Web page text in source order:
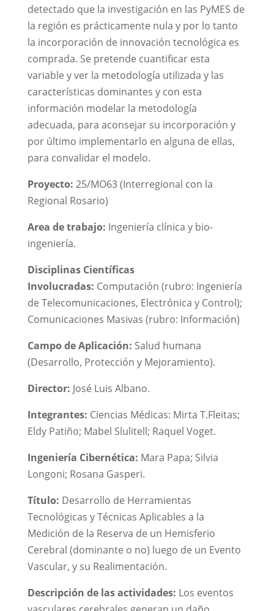
detectado que la investigación en las PyMES de
la región es prácticamente nula y por lo tanto
la incorporación de innovación tecnológica es
comprada. Se pretende cuantificar esta
variable y ver la metodología utilizada y las
características dominantes y con esta
información modelar la metodología
adecuada, para aconsejar su incorporación y
por último implementarlo en alguna de ellas,
para convalidar el modelo.
Proyecto: 25/MO63 (Interregional con la
Regional Rosario)
Area de trabajo: Ingeniería clínica y bio-
ingeniería.
Disciplinas Científicas
Involucradas: Computación (rubro: Ingeniería
de Telecomunicaciones, Electrónica y Control);
Comunicaciones Masivas (rubro: Información)
Campo de Aplicación: Salud humana
(Desarrollo, Protección y Mejoramiento).
Director: José Luis Albano.
Integrantes: Ciencias Médicas: Mirta T.Fleitas;
Eldy Patiño; Mabel Slulitell; Raquel Voget.
Ingeniería Cibernética: Mara Papa; Silvia
Longoni; Rosana Gasperi.
Título: Desarrollo de Herramientas
Tecnológicas y Técnicas Aplicables a la
Medición de la Reserva de un Hemisferio
Cerebral (dominante o no) luego de un Evento
Vascular, y su Realimentación.
Descripción de las actividades: Los eventos